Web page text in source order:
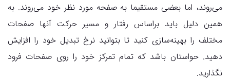
می‌روند، اما بعضی مستقیما به صفحه مورد نظر خود می‌روند. به
همین دلیل باید براساس رفتار و مسیر حرکت آنها صفحات
مختلف را بهینه‌سازی کنید تا بتوانید نرخ تبدیل خود را افزایش
دهید. حواستان باشد که تمام تمرکز خود را روی صفحات فرود
نگذارید.